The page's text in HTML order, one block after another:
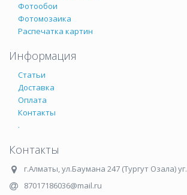
Фотообои
Фотомозаика
Распечатка картин
Информация
Статьи
Доставка
Оплата
Контакты
.
Контакты
г.Алматы,ул.Баумана 247 (Тургут Озала)
87017186036@mail.ru